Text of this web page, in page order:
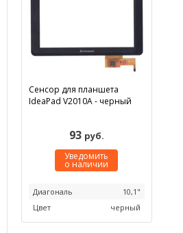
Сенсор для планшета
IdeaPad V2010A - черный
93 руб.
Уведомить
о наличии
Диагональ
10,1"
Цвет
черный